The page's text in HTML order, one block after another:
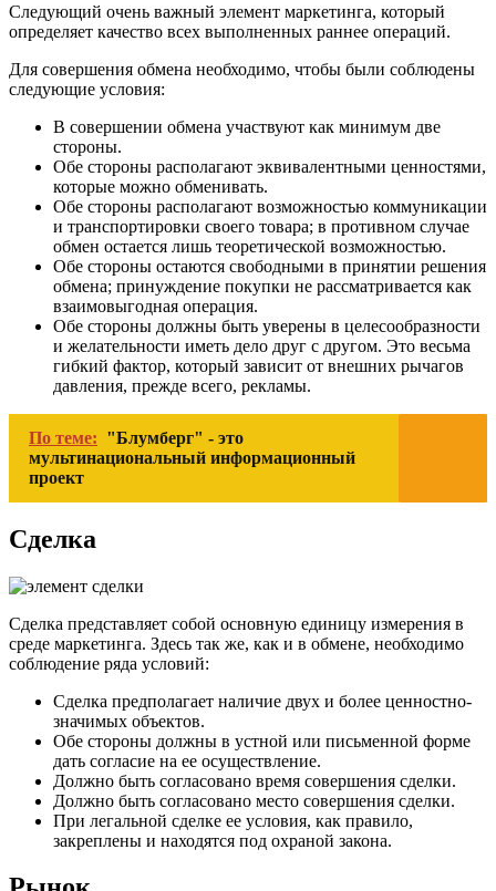
Следующий очень важный элемент маркетинга, который
определяет качество всех выполненных раннее операций.
Для совершения обмена необходимо, чтобы были соблюдены
следующие условия:
В совершении обмена участвуют как минимум две
стороны.
Обе стороны располагают эквивалентными ценностями,
которые можно обменивать.
Обе стороны располагают возможностью коммуникации
и транспортировки своего товара; в противном случае
обмен остается лишь теоретической возможностью.
Обе стороны остаются свободными в принятии решения
обмена; принуждение покупки не рассматривается как
взаимовыгодная операция.
Обе стороны должны быть уверены в целесообразности
и желательности иметь дело друг с другом. Это весьма
гибкий фактор, который зависит от внешних рычагов
давления, прежде всего, рекламы.
По теме: "Блумберг" - это
мультинациональный информационный
проект
Сделка
Сделка представляет собой основную единицу измерения в
среде маркетинга. Здесь так же, как и в обмене, необходимо
соблюдение ряда условий:
Сделка предполагает наличие двух и более ценностно-
значимых объектов.
Обе стороны должны в устной или письменной форме
дать согласие на ее осуществление.
Должно быть согласовано время совершения сделки.
Должно быть согласовано место совершения сделки.
При легальной сделке ее условия, как правило,
закреплены и находятся под охраной закона.